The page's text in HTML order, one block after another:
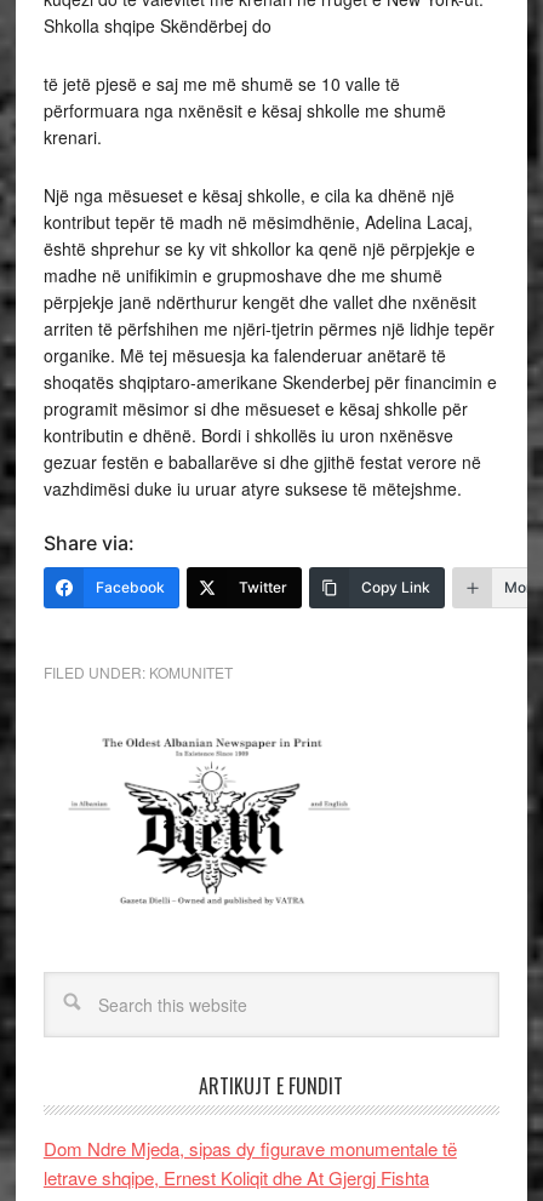
Shkolla shqipe Skëndërbej do
të jetë pjesë e saj me më shumë se 10 valle të
përformuara nga nxënësit e kësaj shkolle me shumë
krenari.
Një nga mësueset e kësaj shkolle, e cila ka dhënë një
kontribut tepër të madh në mësimdhënie, Adelina Lacaj,
është shprehur se ky vit shkollor ka qenë një përpjekje e
madhe në unifikimin e grupmoshave dhe me shumë
përpjekje janë ndërthurur kengët dhe vallet dhe nxënësit
arriten të përfshihen me njëri-tjetrin përmes një lidhje tepër
organike. Më tej mësuesja ka falenderuar anëtarë të
shoqatës shqiptaro-amerikane Skenderbej për financimin e
programit mësimor si dhe mësueset e kësaj shkolle për
kontributin e dhënë. Bordi i shkollës iu uron nxënësve
gezuar festën e baballarëve si dhe gjithë festat verore në
vazhdimësi duke iu uruar atyre suksese të mëtejshme.
Share via:
Facebook Twitter Copy Link More
FILED UNDER: KOMUNITET
ARTIKUJT E FUNDIT
Dom Ndre Mjeda, sipas dy figurave monumentale të
letrave shqipe, Ernest Koliqit dhe At Gjergj Fishta